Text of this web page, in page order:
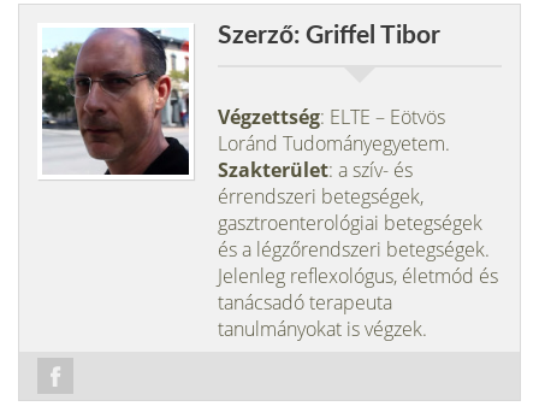
Szerző: Griffel Tibor
Végzettség: ELTE – Eötvös
Loránd Tudományegyetem.
Szakterület: a szív- és
érrendszeri betegségek,
gasztroenterológiai betegségek
és a légzőrendszeri betegségek.
Jelenleg reflexológus, életmód és
tanácsadó terapeuta
tanulmányokat is végzek.